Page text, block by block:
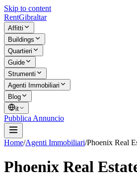
Skip to content
RentGibraltar
Affitti
Buildings
Quartieri
Guide
Strumenti
Agenti Immobiliari
Blog
it
Pubblica Annuncio
Home/Agenti Immobiliari/Phoenix Real
Phoenix Real